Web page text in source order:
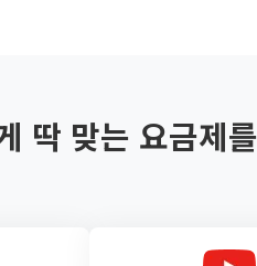
딱 맞는 요금제를